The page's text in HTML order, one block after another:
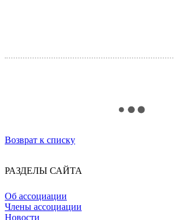
Возврат к списку
РАЗДЕЛЫ САЙТА
Об ассоциации
Члены ассоциации
Новости